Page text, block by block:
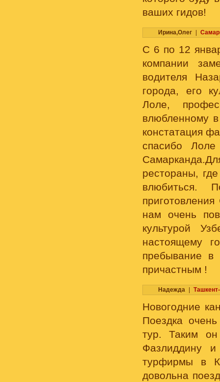
ваших гидов!
Ирина,Олег
С 6 по 12
компании
водителя
города, его
Лоле,
влюбленному
констатация
спасибо
рестораны,
влюбиться.
нам очень
культурой
настоящему
пребывание в
причастным !
Надежда
Новогодние
Поездка
тур. Таким
Фазлиддину
турфирмы в
довольна